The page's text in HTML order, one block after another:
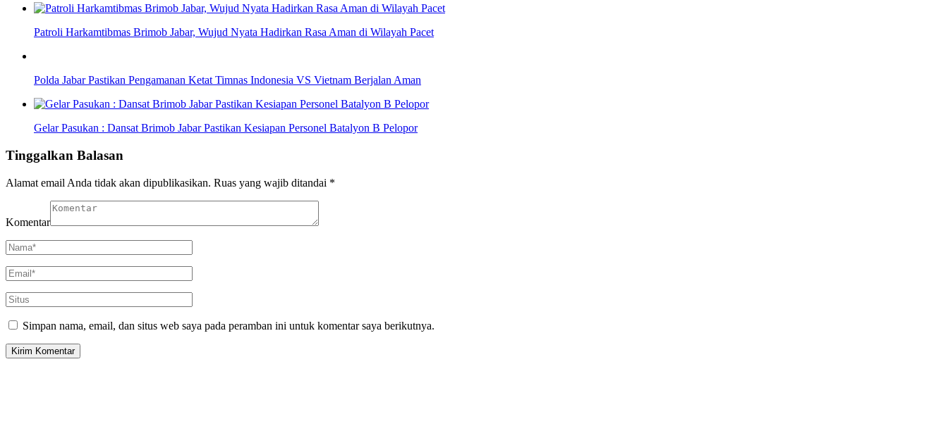
Patroli Harkamtibmas Brimob Jabar, Wujud Nyata Hadirkan Rasa Aman di Wilayah Pacet
Polda Jabar Pastikan Pengamanan Ketat Timnas Indonesia VS Vietnam Berjalan Aman
Gelar Pasukan : Dansat Brimob Jabar Pastikan Kesiapan Personel Batalyon B Pelopor
Tinggalkan Balasan
Alamat email Anda tidak akan dipublikasikan. Ruas yang wajib ditandai *
Komentar
Simpan nama, email, dan situs web saya pada peramban ini untuk komentar saya berikutnya.